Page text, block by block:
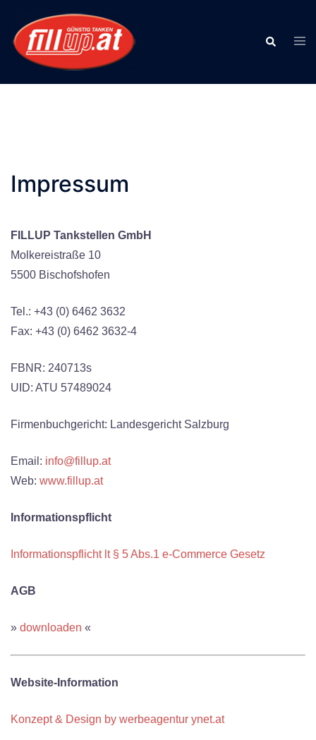
zum
Inhalt
Search
Impressum
FILLUP Tankstellen GmbH
Molkereistraße 10
5500 Bischofshofen
Tel.: +43 (0) 6462 3632
Fax: +43 (0) 6462 3632-4
FBNR: 240713s
UID: ATU 57489024
Firmenbuchgericht: Landesgericht Salzburg
Email: info@fillup.at
Web: www.fillup.at
Informationspflicht
Informationspflicht lt § 5 Abs.1 e-Commerce Gesetz
AGB
» downloaden «
Website-Information
Konzept & Design by werbeagentur ynet.at